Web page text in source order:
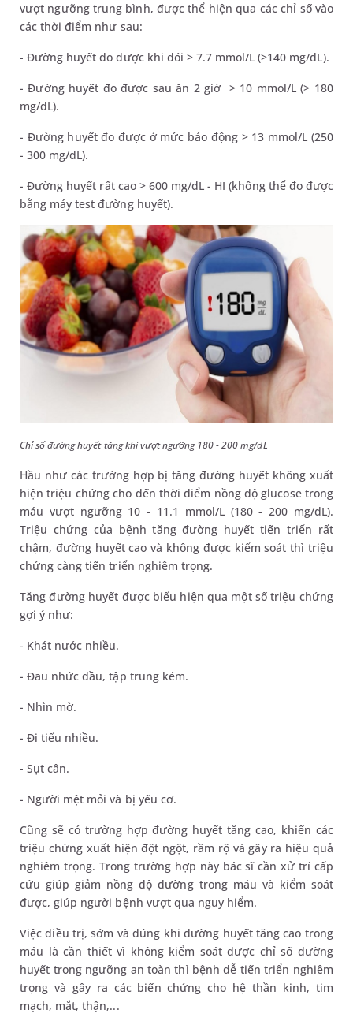
vượt ngưỡng trung bình, được thể hiện qua các chỉ số vào
các thời điểm như sau:
- Đường huyết đo được khi đói > 7.7 mmol/L (>140 mg/dL).
- Đường huyết đo được sau ăn 2 giờ > 10 mmol/L (> 180
mg/dL).
- Đường huyết đo được ở mức báo động > 13 mmol/L (250
- 300 mg/dL).
- Đường huyết rất cao > 600 mg/dL - HI (không thể đo được
bằng máy test đường huyết).
Chỉ số đường huyết tăng khi vượt ngưỡng 180 - 200 mg/dL
Hầu như các trường hợp bị tăng đường huyết không xuất
hiện triệu chứng cho đến thời điểm nồng độ glucose trong
máu vượt ngưỡng 10 - 11.1 mmol/L (180 - 200 mg/dL).
Triệu chứng của bệnh tăng đường huyết tiến triển rất
chậm, đường huyết cao và không được kiểm soát thì triệu
chứng càng tiến triển nghiêm trọng.
Tăng đường huyết được biểu hiện qua một số triệu chứng
gợi ý như:
- Khát nước nhiều.
- Đau nhức đầu, tập trung kém.
- Nhìn mờ.
- Đi tiểu nhiều.
- Sụt cân.
- Người mệt mỏi và bị yếu cơ.
Cũng sẽ có trường hợp đường huyết tăng cao, khiến các
triệu chứng xuất hiện đột ngột, rầm rộ và gây ra hiệu quả
nghiêm trọng. Trong trường hợp này bác sĩ cần xử trí cấp
cứu giúp giảm nồng độ đường trong máu và kiểm soát
được, giúp người bệnh vượt qua nguy hiểm.
Việc điều trị, sớm và đúng khi đường huyết tăng cao trong
máu là cần thiết vì không kiểm soát được chỉ số đường
huyết trong ngưỡng an toàn thì bệnh dễ tiến triển nghiêm
trọng và gây ra các biến chứng cho hệ thần kinh, tim
mạch, mắt, thận,...